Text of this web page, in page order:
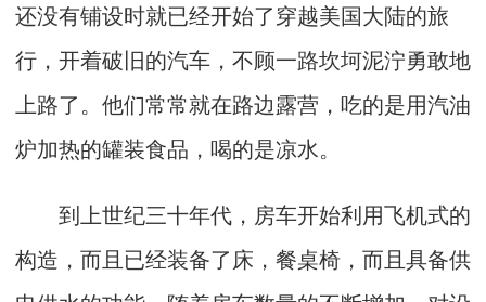
还没有铺设时就已经开始了穿越美国大陆的旅
行，开着破旧的汽车，不顾一路坎坷泥泞勇敢地
上路了。他们常常就在路边露营，吃的是用汽油
炉加热的罐装食品，喝的是凉水。
到上世纪三十年代，房车开始利用飞机式的
构造，而且已经装备了床，餐桌椅，而且具备供